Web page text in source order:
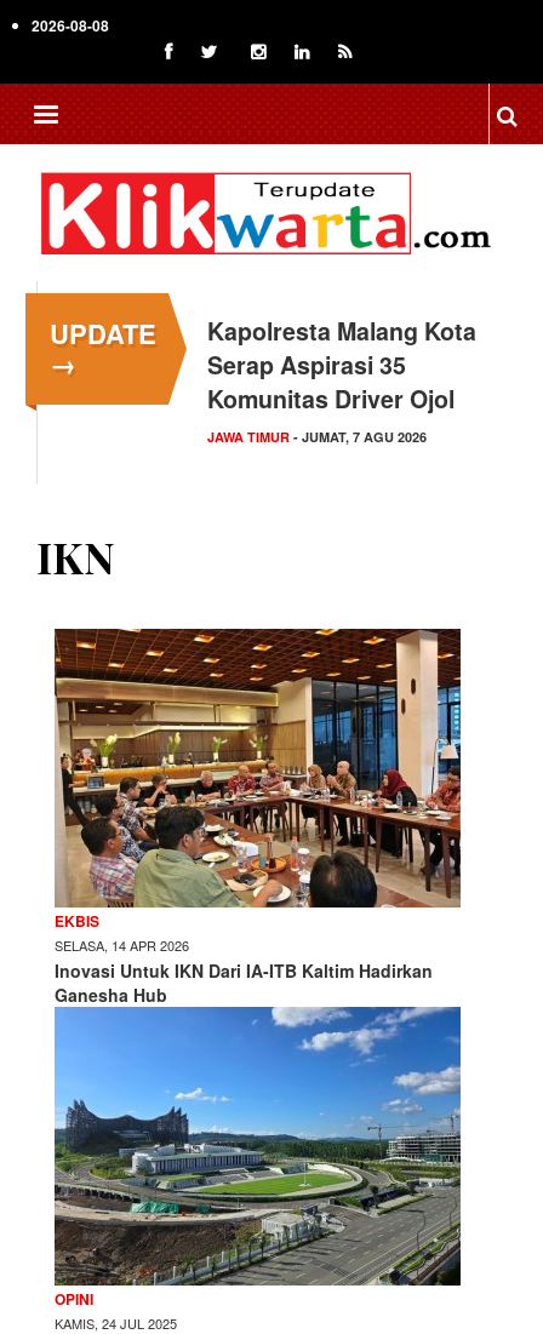
to
content
2026-08-08
UPDATE
→
Kapolresta Malang Kota
Serap Aspirasi 35
Komunitas Driver Ojol
JAWA TIMUR - JUMAT, 7 AGU 2026
IKN
EKBIS
SELASA, 14 APR 2026
Inovasi Untuk IKN Dari IA-ITB Kaltim Hadirkan
Ganesha Hub
OPINI
KAMIS, 24 JUL 2025